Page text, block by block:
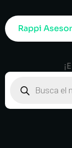
Rappi